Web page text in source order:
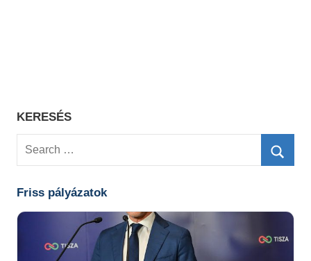
KERESÉS
Search
Friss pályázatok